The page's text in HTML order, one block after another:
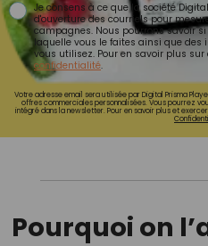
Je consens à ce que la société
d'ouverture des courriels pour
campagnes. Nous pourrons savoir
laquelle vous le faites ainsi que
vous utilisez. Pour en savoir plus
confidentialité.
Votre adresse email sera utilisée par Digital Prisma
offres commerciales personnalisées. Vous pourrez
intégré dans la newsletter. Pour en savoir plus et
Pourquoi on